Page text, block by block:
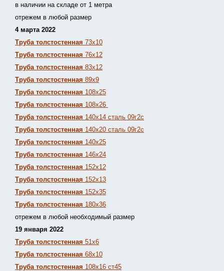
в наличии на складе от 1 метра
отрежем в любой размер
4 марта 2022
Труба толстостенная 73х10
Труба толстостенная 76х12
Труба толстостенная 83х12
Труба толстостенная 89х9
Труба толстостенная 108х25
Труба толстостенная 108х26
Труба толстостенная 140х14 сталь 09г2с
Труба толстостенная 140х20 сталь 09г2с
Труба толстостенная 140х25
Труба толстостенная 146х24
Труба толстостенная 152х12
Труба толстостенная 152х13
Труба толстостенная 152х35
Труба толстостенная 180х36
отрежем в любой необходимый размер
19 января 2022
Труба толстостенная 51х6
Труба толстостенная 68х10
Труба толстостенная 108х16 ст45